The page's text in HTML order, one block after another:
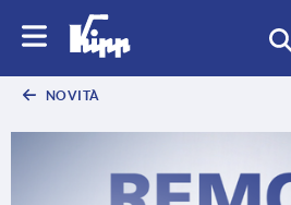
NOVITÀ